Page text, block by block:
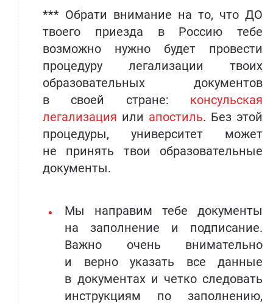
*** Обрати внимание на то, что ДО
твоего приезда в Россию тебе
возможно нужно будет провести
процедуру легализации твоих
образовательных документов
в своей стране: консульская
легализация или апостиль. Без этой
процедуры, университет может
не принять твои образовательные
документы.
Мы направим тебе документы
на заполнение и подписание.
Важно очень внимательно
и верно указать все данные
в документах и четко следовать
инструкциям по заполнению,